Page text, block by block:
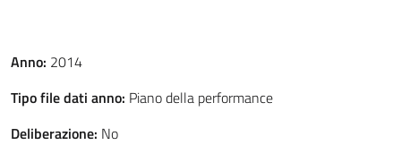
Anno: 2014
Tipo file dati anno: Piano della performance
Deliberazione: No